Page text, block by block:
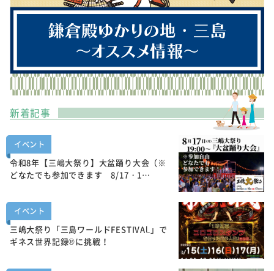
新着記事
イベント
令和8年【三嶋大祭り】大盆踊り大会（※
どなたでも参加できます 8/17・1…
イベント
三嶋大祭り「三島ワールドFESTIVAL」で
ギネス世界記録®に挑戦！